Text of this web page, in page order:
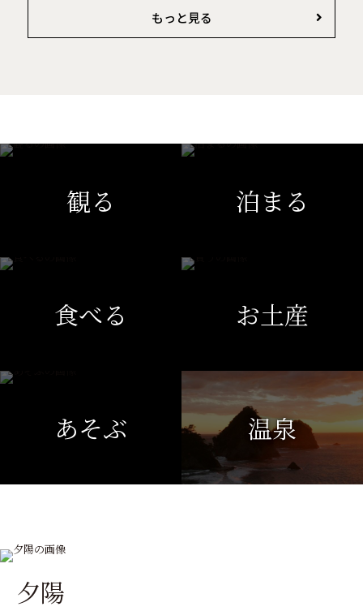
もっと見る
観る 泊まる
食べる お土産
あそぶ 温泉
夕陽